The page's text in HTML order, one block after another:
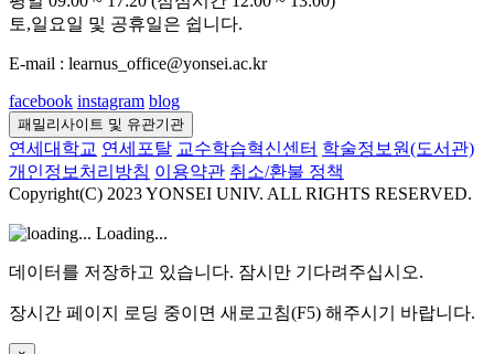
토,일요일 및 공휴일은 쉽니다.
E-mail : learnus_office@yonsei.ac.kr
facebook instagram blog
패밀리사이트 및 유관기관
연세대학교 연세포탈 교수학습혁신센터 학술정보원(도서관)
개인정보처리방침 이용약관 취소/환불 정책
Copyright(C) 2023 YONSEI UNIV. ALL RIGHTS RESERVED.
Loading...
데이터를 저장하고 있습니다. 잠시만 기다려주십시오.
장시간 페이지 로딩 중이면 새로고침(F5) 해주시기 바랍니다.